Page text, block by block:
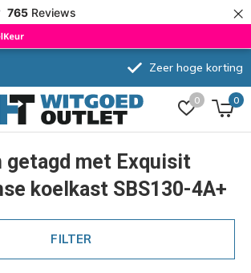
765 Reviews ×
0 0
Zeer hoge korting
getagd met Exquisit
koelkast SBS130-4A+
FILTER